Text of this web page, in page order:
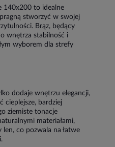
140x200 to idealne
stworzyć w swojej
Brąz, będący
wnętrza stabilność i
wyborem dla strefy
dodaje wnętrzu elegancji,
cieplejsze, bardziej
ziemiste tonacje
materiałami,
co pozwala na łatwe